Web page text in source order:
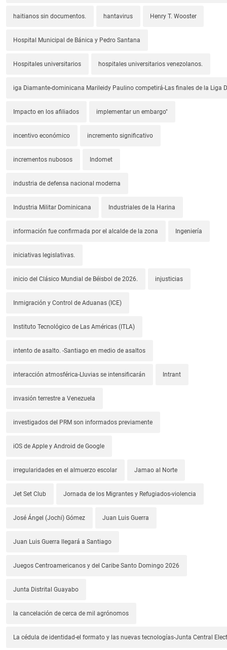
haitianos sin documentos. hantavirus Henry T. Wooster
Hospital Municipal de Bánica y Pedro Santana
Hospitales universitarios hospitales universitarios venezolanos.
iga Diamante-dominicana Marileidy Paulino competirá-Las finales de la Liga
Impacto en los afiliados implementar un embargo"
incentivo económico incremento significativo
incrementos nubosos Indomet
industria de defensa nacional moderna
Industria Militar Dominicana Industriales de la Harina
información fue confirmada por el alcalde de la zona Ingeniería
iniciativas legislativas.
inicio del Clásico Mundial de Béisbol de 2026. injusticias
Inmigración y Control de Aduanas (ICE)
Instituto Tecnológico de Las Américas (ITLA)
intento de asalto. -Santiago en medio de asaltos
interacción atmosférica-Lluvias se intensificarán Intrant
invasión terrestre a Venezuela
investigados del PRM son informados previamente
iOS de Apple y Android de Google
irregularidades en el almuerzo escolar Jamao al Norte
Jet Set Club Jornada de los Migrantes y Refugiados-violencia
José Ángel (Jochi) Gómez Juan Luis Guerra
Juan Luis Guerra llegará a Santiago
Juegos Centroamericanos y del Caribe Santo Domingo 2026
Junta Distrital Guayabo
la cancelación de cerca de mil agrónomos
La cédula de identidad-el formato y las nuevas tecnologías-Junta Central